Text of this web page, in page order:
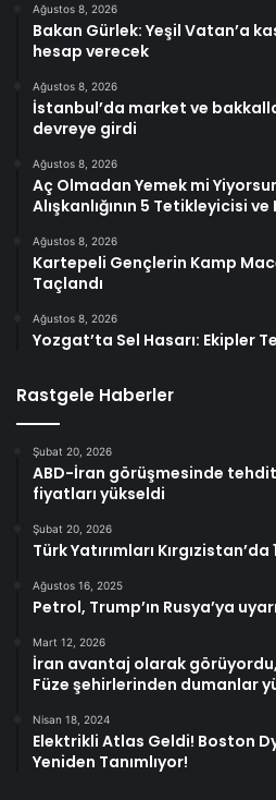
Ağustos 8, 2026
Bakan Gürlek: Yeşil Vatan’a
hesap verecek
Ağustos 8, 2026
İstanbul’da market ve
devreye girdi
Ağustos 8, 2026
Aç Olmadan Yemek mi
Alışkanlığının 5 Tetikleyicisi
Ağustos 8, 2026
Kartepeli Gençlerin Kamp
Taçlandı
Ağustos 8, 2026
Yozgat’ta Sel Hasarı: Ekipler
Rastgele Haberler
Şubat 20, 2026
ABD-İran görüşmesinde
fiyatları yükseldi
Şubat 20, 2026
Türk Yatırımları
Ağustos 16, 2025
Petrol, Trump’ın Rusya’ya
Mart 12, 2026
İran avantaj olarak görüyordu,
Füze şehirlerinden dumanlar
Nisan 18, 2024
Elektrikli Atlas Geldi! Boston
Yeniden Tanımlıyor!